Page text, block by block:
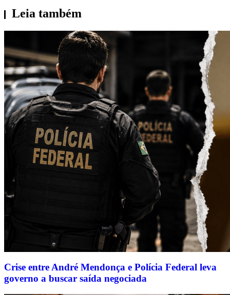
Leia também
Crise entre André Mendonça e Polícia Federal leva
governo a buscar saída negociada